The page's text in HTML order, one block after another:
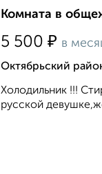
Комната в
5 500 ₽ в
Октябрьский
Холодильник !!!
русской